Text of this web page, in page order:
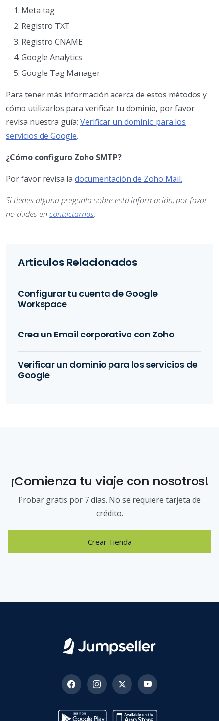
Meta tag
Registro TXT
Registro CNAME
Google Analytics
Google Tag Manager
Para tener más información acerca de estos métodos y
cómo utilizarlos para verificar tu dominio, por favor
revisa nuestra guía; Verificar un dominio para los
servicios de Google.
¿Cómo configuro Zoho SMTP?
Por favor revisa la documentación de Zoho Mail.
Si tienes alguna pregunta sobre esta información, por favor
no dudes en contactarnos.
Artículos Relacionados
Configurar tu cuenta de Google
Workspace
Crea un Email corporativo con Zoho
Verificar un dominio para los servicios de
Google
¡Comienza tu viaje con nosotros!
Probar gratis por 7 días. No se requiere tarjeta de
crédito.
Crear Tienda